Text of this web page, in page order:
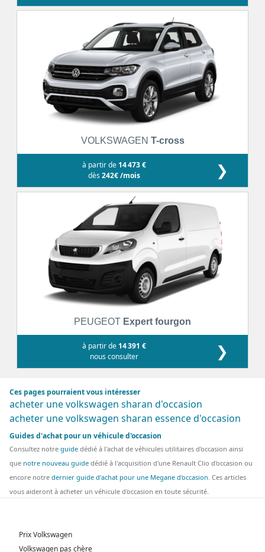
VOLKSWAGEN T-cross
à partir de 14 473 €
dès242€ /mois ❯
PEUGEOT Expert fourgon
à partir de 14 391 €
nous consulter
❯
Ces pages pourraient vous intéresser
acheter une volkswagen sharan d'occasion
acheter une volkswagen sharan essence d'occasion
Guides d'achat pour un véhicule d'occasion
Consultez notre guide dédié à l'achat de véhicules utilitaires d'occasion ainsi
que notre nouveau guide dédié à l'acquisition d'une Renault Clio d'occasion ou
encore notre dernier guide d'achat pour une Megane d'occasion. Ces articles
vous aideront à acheter un véhicule d'occasion en toute sécurité.
Prix Volkswagen
Volkswagen pas chère